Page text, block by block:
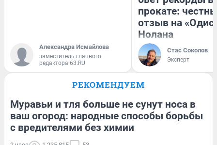
Александра Исмайлова
заместитель главного
редактора 63.RU
прокате:
отзыв на
Нолана
Стас Соколов
Эксперт
РЕКОМЕНДУЕМ
Муравьи и тля больше не сунут носа в
ваш огород: народные способы борьбы
с вредителями без химии